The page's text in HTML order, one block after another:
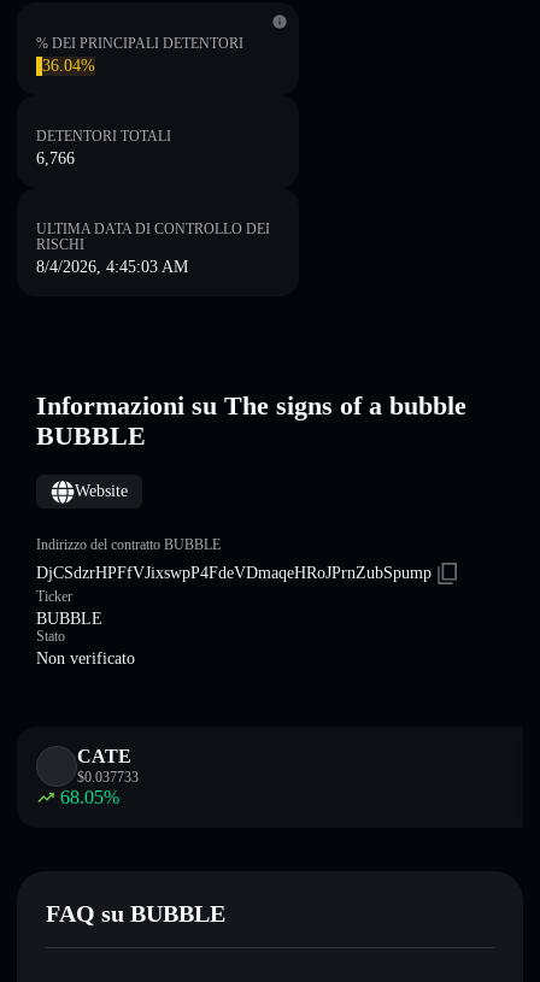
% DEI PRINCIPALI DETENTORI
36.04%
DETENTORI TOTALI
6,766
ULTIMA DATA DI CONTROLLO DEI
RISCHI
8/4/2026, 4:45:03 AM
Informazioni su The signs of a bubble
BUBBLE
Website
Indirizzo del contratto BUBBLE
DjCSdzrHPFfVJixswpP4FdeVDmaqeHRoJPrnZubSpump
Ticker
BUBBLE
Stato
Non verificato
CATE
$0.037733
68.05%
FAQ su BUBBLE